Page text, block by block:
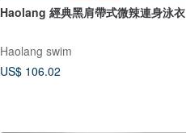
Haolang 經典黑肩帶式微辣連身泳衣
Haolang swim
US$ 106.02